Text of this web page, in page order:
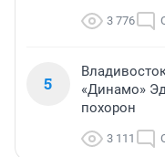
3 776
5
«Динамо»
похорон
3 111